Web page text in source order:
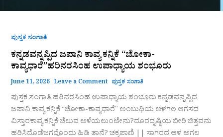
ಪುಸ್ತಕ ಸಂಗಾತಿ
ಕನ್ನಡವನ್ನಪ್ಪಿದ ಜಪಾನಿ ಕಾವ್ಯ ಕನ್ನಿಕೆ “ಚೋಕಾ-
ಕಾವ್ಯಧಾರೆ”ಹರಿನರಸಿಂಹ ಉಪಾಧ್ಯಾಯ ಶಂಭೂರು
June 11, 2026 Leave a Comment ಪುಸ್ತಕ ಸಂಗಾತಿ
ಪುಸ್ತಕ ಸಂಗಾತಿ ಹರಿನರಸಿಂಹ ಉಪಾಧ್ಯಾಯ ಶಂಭೂರು ಕನ್ನಡವನ್ನಪ್ಪಿದ
ಜಪಾನಿ ಕಾವ್ಯ ಕನ್ನಿಕೆ “ಚೋಕಾ-ಕಾವ್ಯಧಾರೆ” ಅಂಬುಧಿಯ ಆಳಗಲ ಆಗಸದ
ವಿಸ್ತಾರಕಾವ್ಯ ಕನ್ನಿಕೆ ಚೆಲುವ ಅಳೆಯಲುಂಟೇನು?ದೂರದೃಷ್ಟಿಯ ಬೀರಿ ಚಿತ್ತವನು
ಹರಿಸಿದೊಡೆಜಗವೊಂದು ಹಿಡಿ ತಾನೆ? ಚಕ್ರಪಾಣಿ || ಸಾಗರದ ಆಳ ಅಗಲ